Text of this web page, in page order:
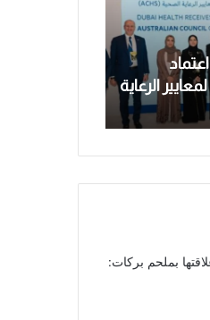
الرعاية
الجنسي
طالب
لأكثر
بملحم بركات: